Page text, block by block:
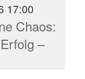
17:00
Chaos:
–